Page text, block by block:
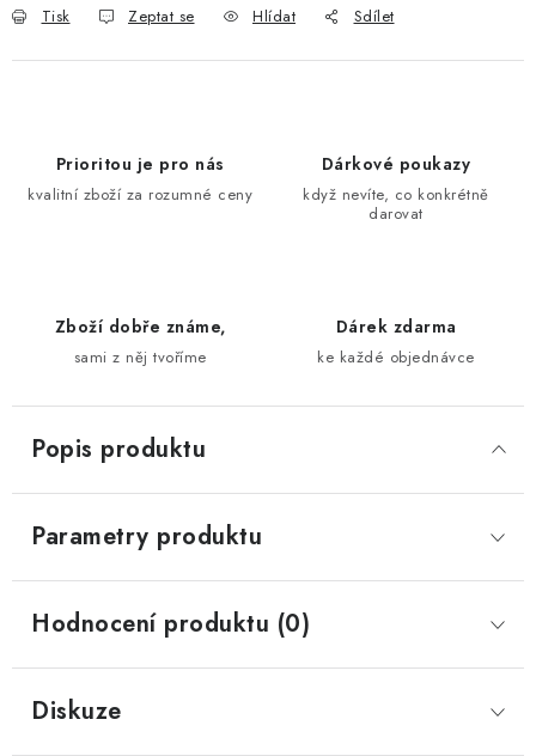
Tisk Zeptat se Hlídat Sdílet
Prioritou je pro nás
kvalitní zboží za rozumné ceny
Dárkové poukazy
když nevíte, co konkrétně
darovat
Zboží dobře známe,
sami z něj tvoříme
Dárek zdarma
ke každé objednávce
Popis produktu
Parametry produktu
Hodnocení produktu (0)
Diskuze